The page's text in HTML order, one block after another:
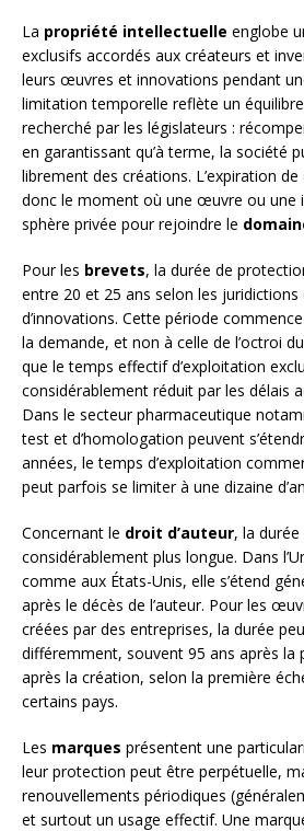
La propriété intellectuelle englobe
exclusifs accordés aux créateurs et
leurs œuvres et innovations pendant
limitation temporelle reflète un
recherché par les législateurs :
en garantissant qu’à terme, la société
librement des créations. L’expiration
donc le moment où une œuvre ou une
sphère privée pour rejoindre le
Pour les brevets, la durée de
entre 20 et 25 ans selon les juridictions
d’innovations. Cette période
la demande, et non à celle de l’octroi
que le temps effectif d’exploitation
considérablement réduit par les délais
Dans le secteur pharmaceutique
test et d’homologation peuvent
années, le temps d’exploitation
peut parfois se limiter à une dizaine
Concernant le droit d’auteur, la
considérablement plus longue. Dans
comme aux États-Unis, elle s’étend
après le décès de l’auteur. Pour les
créées par des entreprises, la durée
différemment, souvent 95 ans après la
après la création, selon la première
certains pays.
Les marques présentent une
leur protection peut être perpétuelle,
renouvellements périodiques
et surtout un usage effectif. Une